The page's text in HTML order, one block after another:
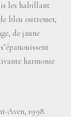
les habillant
bleu outremer,
de jaune
harmonie
Aven, 1998.